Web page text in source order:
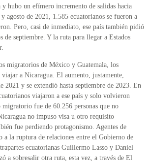
hubo un efímero incremento de salidas hacia
agosto de 2021, 1.585 ecuatorianos se fueron a
Pero, casi de inmediato, ese país también pidió
de septiembre. Y la ruta para llegar a Estados
migratorios de México y Guatemala, los
viajar a Nicaragua. El aumento, justamente,
2021 y se extendió hasta septiembre de 2023. En
viajaron a ese país y solo volvieron
fue de 60.256 personas que no
no impuso visa u otro requisito
fue perdiendo protagonismo. Agentes de
a la ruptura de relaciones entre el Gobierno de
ecuatorianas Guillermo Lasso y Daniel
a sobresalir otra ruta, esta vez, a través de El